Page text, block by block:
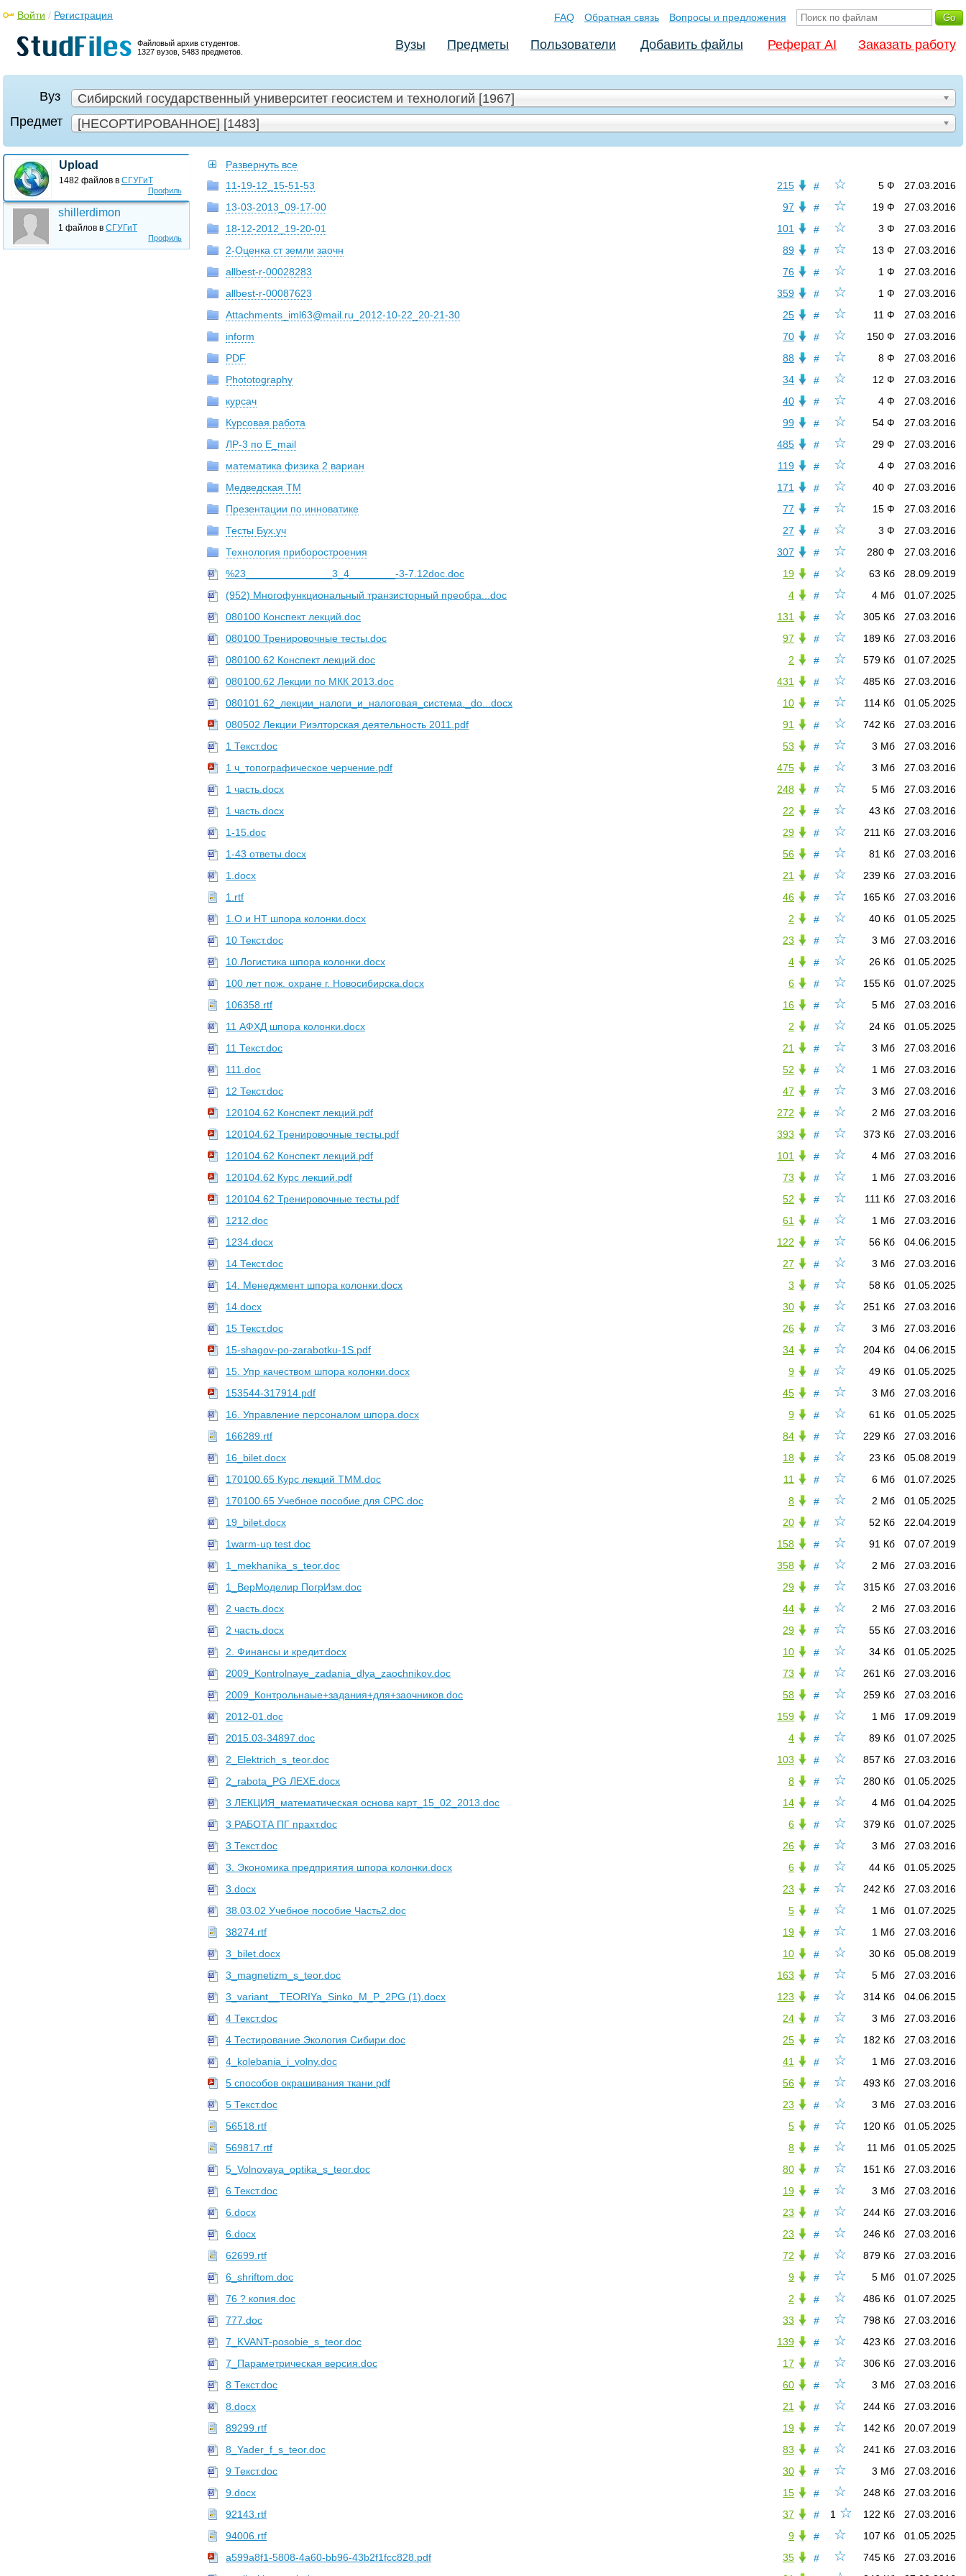
Файловый архив студентов.
1327 вузов, 5483 предметов.
Войти / Регистрация FAQ Обратная связь Вопросы и предложения
Вузы Предметы Пользователи Добавить файлы Реферат AI Заказать работу
Вуз
Сибирский государственный университет геосистем и технологий [1967]
Предмет
[НЕСОРТИРОВАННОЕ] [1483]
Профиль
Upload
1482 файлов в СГУГиТ
Профиль
shillerdimon
1 файлов в СГУГиТ
Развернуть все
☆
# 27.03.2016
5 Ф
215
11-19-12_15-51-53
☆
# 27.03.2016
19 Ф
97
13-03-2013_09-17-00
☆
# 27.03.2016
3 Ф
101
18-12-2012_19-20-01
☆
# 27.03.2016
13 Ф
89
2-Оценка ст земли заочн
☆
# 27.03.2016
1 Ф
76
allbest-r-00028283
☆
# 27.03.2016
1 Ф
359
allbest-r-00087623
☆
# 27.03.2016
11 Ф
25
Attachments_iml63@mail.ru_2012-10-22_20-21-30
☆
# 27.03.2016
150 Ф
70
inform
☆
# 27.03.2016
8 Ф
88
PDF
☆
# 27.03.2016
12 Ф
34
Phototography
☆
# 27.03.2016
4 Ф
40
курсач
☆
# 27.03.2016
54 Ф
99
Курсовая работа
☆
# 27.03.2016
29 Ф
485
ЛР-3 по E_mail
☆
# 27.03.2016
4 Ф
119
математика физика 2 вариан
☆
# 27.03.2016
40 Ф
171
Медведская ТМ
☆
# 27.03.2016
15 Ф
77
Презентации по инноватике
☆
# 27.03.2016
3 Ф
27
Тесты Бух.уч
☆
# 27.03.2016
280 Ф
307
Технология приборостроения
☆
# 28.09.2019
63 Кб
19
%23_______________3_4________-3-7.12doc.doc
☆
# 01.07.2025
4 Мб
4
(952) Многофункциональный транзисторный преобра...doc
☆
# 27.03.2016
305 Кб
131
080100 Конспект лекций.doc
☆
# 27.03.2016
189 Кб
97
080100 Тренировочные тесты.doc
☆
# 01.07.2025
579 Кб
2
080100.62 Конспект лекций.doc
☆
# 27.03.2016
485 Кб
431
080100.62 Лекции по МКК 2013.doc
☆
# 01.05.2025
114 Кб
10
080101.62_лекции_налоги_и_налоговая_система._do...docx
☆
# 27.03.2016
742 Кб
91
080502 Лекции Риэлторская деятельность 2011.pdf
☆
# 27.03.2016
3 Мб
53
1 Текст.doc
☆
# 27.03.2016
3 Мб
475
1 ч_топографическое черчение.pdf
☆
# 27.03.2016
5 Мб
248
1 часть.docx
☆
# 27.03.2016
43 Кб
22
1 часть.docx
☆
# 27.03.2016
211 Кб
29
1-15.doc
☆
# 27.03.2016
81 Кб
56
1-43 ответы.docx
☆
# 27.03.2016
239 Кб
21
1.docx
☆
# 27.03.2016
165 Кб
46
1.rtf
☆
# 01.05.2025
40 Кб
2
1.О и НТ шпора колонки.docx
☆
# 27.03.2016
3 Мб
23
10 Текст.doc
☆
# 01.05.2025
26 Кб
4
10.Логистика шпора колонки.docx
☆
# 01.07.2025
155 Кб
6
100 лет пож. охране г. Новосибирска.docx
☆
# 27.03.2016
5 Мб
16
106358.rtf
☆
# 01.05.2025
24 Кб
2
11 АФХД шпора колонки.docx
☆
# 27.03.2016
3 Мб
21
11 Текст.doc
☆
# 27.03.2016
1 Мб
52
111.doc
☆
# 27.03.2016
3 Мб
47
12 Текст.doc
☆
# 27.03.2016
2 Мб
272
120104.62 Конспект лекций.pdf
☆
# 27.03.2016
373 Кб
393
120104.62 Тренировочные тесты.pdf
☆
# 27.03.2016
4 Мб
101
120104.62 Конспект лекций.pdf
☆
# 27.03.2016
1 Мб
73
120104.62 Курс лекций.pdf
☆
# 27.03.2016
111 Кб
52
120104.62 Тренировочные тесты.pdf
☆
# 27.03.2016
1 Мб
61
1212.doc
☆
# 04.06.2015
56 Кб
122
1234.docx
☆
# 27.03.2016
3 Мб
27
14 Текст.doc
☆
# 01.05.2025
58 Кб
3
14. Менеджмент шпора колонки.docx
☆
# 27.03.2016
251 Кб
30
14.docx
☆
# 27.03.2016
3 Мб
26
15 Текст.doc
☆
# 04.06.2015
204 Кб
34
15-shagov-po-zarabotku-1S.pdf
☆
# 01.05.2025
49 Кб
9
15. Упр качеством шпора колонки.docx
☆
# 27.03.2016
3 Мб
45
153544-317914.pdf
☆
# 01.05.2025
61 Кб
9
16. Управление персоналом шпора.docx
☆
# 27.03.2016
229 Кб
84
166289.rtf
☆
# 05.08.2019
23 Кб
18
16_bilet.docx
☆
# 01.07.2025
6 Мб
11
170100.65 Курс лекций ТММ.doc
☆
# 01.05.2025
2 Мб
8
170100.65 Учебное пособие для СРС.doc
☆
# 22.04.2019
52 Кб
20
19_bilet.docx
☆
# 07.07.2019
91 Кб
158
1warm-up test.doc
☆
# 27.03.2016
2 Мб
358
1_mekhanika_s_teor.doc
☆
# 27.03.2016
315 Кб
29
1_ВерМоделир ПогрИзм.doc
☆
# 27.03.2016
2 Мб
44
2 часть.docx
☆
# 27.03.2016
55 Кб
29
2 часть.docx
☆
# 01.05.2025
34 Кб
10
2. Финансы и кредит.docx
☆
# 27.03.2016
261 Кб
73
2009_Kontrolnaye_zadania_dlya_zaochnikov.doc
☆
# 27.03.2016
259 Кб
58
2009_Контрольнаые+задания+для+заочников.doc
☆
# 17.09.2019
1 Мб
159
2012-01.doc
☆
# 01.07.2025
89 Кб
4
2015.03-34897.doc
☆
# 27.03.2016
857 Кб
103
2_Elektrich_s_teor.doc
☆
# 01.05.2025
280 Кб
8
2_rabota_PG ЛЕХЕ.docx
☆
# 01.04.2025
4 Мб
14
3 ЛЕКЦИЯ_математическая основа карт_15_02_2013.doc
☆
# 01.07.2025
379 Кб
6
3 РАБОТА ПГ прахт.doc
☆
# 27.03.2016
3 Мб
26
3 Текст.doc
☆
# 01.05.2025
44 Кб
6
3. Экономика предприятия шпора колонки.docx
☆
# 27.03.2016
242 Кб
23
3.docx
☆
# 01.07.2025
1 Мб
5
38.03.02 Учебное пособие Часть2.doc
☆
# 27.03.2016
1 Мб
19
38274.rtf
☆
# 05.08.2019
30 Кб
10
3_bilet.docx
☆
# 27.03.2016
5 Мб
163
3_magnetizm_s_teor.doc
☆
# 04.06.2015
314 Кб
123
3_variant__TEORIYa_Sinko_M_P_2PG (1).docx
☆
# 27.03.2016
3 Мб
24
4 Текст.doc
☆
# 27.03.2016
182 Кб
25
4 Тестирование Экология Сибири.doc
☆
# 27.03.2016
1 Мб
41
4_kolebania_i_volny.doc
☆
# 27.03.2016
493 Кб
56
5 способов окрашивания ткани.pdf
☆
# 27.03.2016
3 Мб
23
5 Текст.doc
☆
# 01.05.2025
120 Кб
5
56518.rtf
☆
# 01.05.2025
11 Мб
8
569817.rtf
☆
# 27.03.2016
151 Кб
80
5_Volnovaya_optika_s_teor.doc
☆
# 27.03.2016
3 Мб
19
6 Текст.doc
☆
# 27.03.2016
244 Кб
23
6.docx
☆
# 27.03.2016
246 Кб
23
6.docx
☆
# 27.03.2016
879 Кб
72
62699.rtf
☆
# 01.07.2025
5 Мб
9
6_shriftom.doc
☆
# 01.07.2025
486 Кб
2
76 ? копия.doc
☆
# 27.03.2016
798 Кб
33
777.doc
☆
# 27.03.2016
423 Кб
139
7_KVANT-posobie_s_teor.doc
☆
# 27.03.2016
306 Кб
17
7_Параметрическая версия.doc
☆
# 27.03.2016
3 Мб
60
8 Текст.doc
☆
# 27.03.2016
244 Кб
21
8.docx
☆
# 20.07.2019
142 Кб
19
89299.rtf
☆
# 27.03.2016
241 Кб
83
8_Yader_f_s_teor.doc
☆
# 27.03.2016
3 Мб
30
9 Текст.doc
☆
# 27.03.2016
248 Кб
15
9.docx
1 ☆
# 27.03.2016
122 Кб
37
92143.rtf
☆
# 01.05.2025
107 Кб
9
94006.rtf
☆
# 27.03.2016
745 Кб
35
a599a8f1-5808-4a60-bb96-43b2f1fcc828.pdf